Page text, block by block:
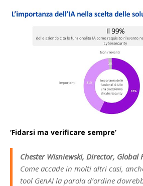
‘Fidarsi ma verificare sempre’
Chester Wisniewski, Director, Global
Come accade in molti altri casi,
tool GenAI la parola d’ordine